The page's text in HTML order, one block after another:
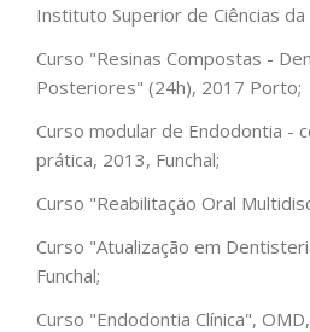
Instituto Superior de Ciências da
Curso "Resinas Compostas -
Posteriores" (24h), 2017 Porto;
Curso modular de Endodontia -
prática, 2013, Funchal;
Curso "Reabilitaçäo Oral
Curso "Atualização em
Funchal;
Curso "Endodontia Clínica",